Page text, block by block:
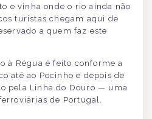
e vinha onde o rio ainda não
turistas chegam aqui de
a quem faz este
à Régua é feito conforme a
até ao Pocinho e depois de
pela Linha do Douro — uma
de Portugal.